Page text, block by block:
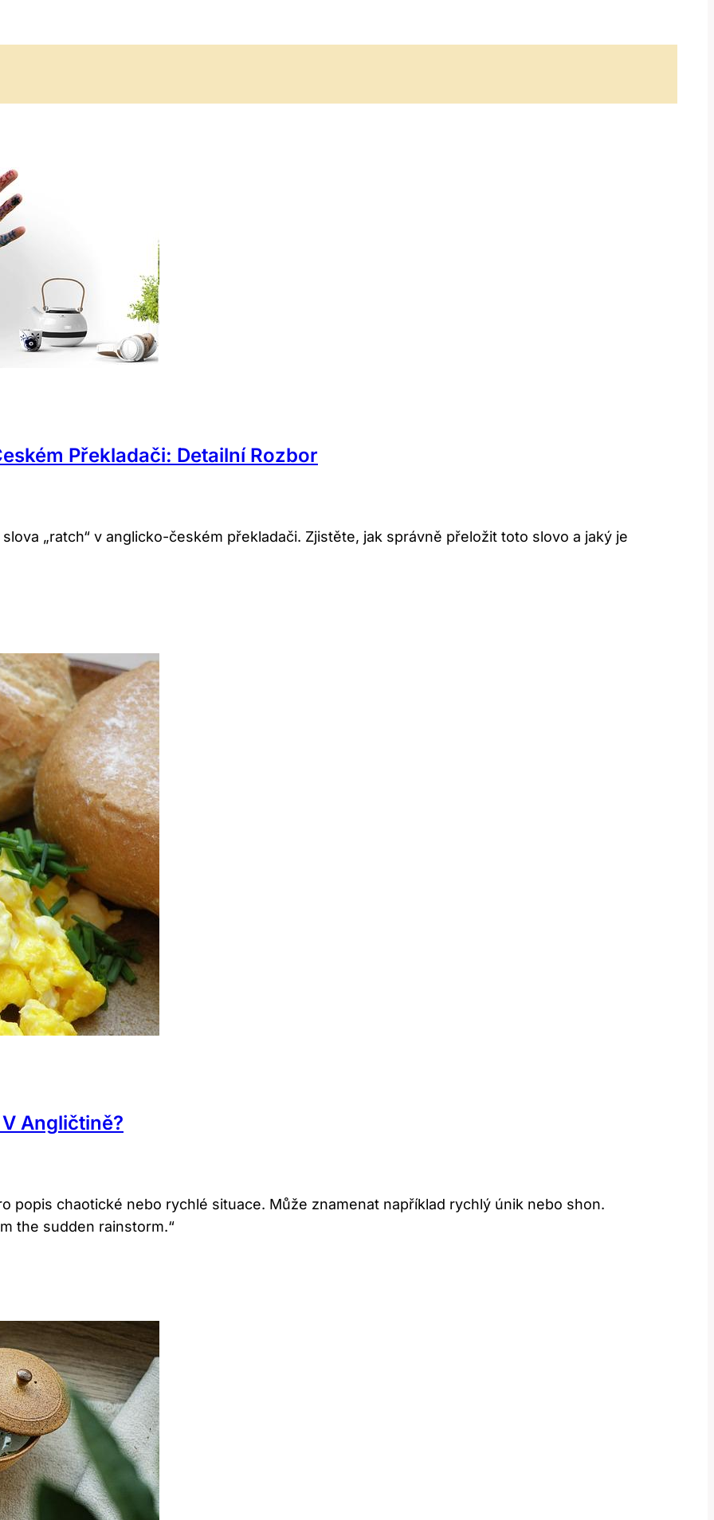
Překladači: Detailní Rozbor
„ratch“ v anglicko-českém překladači. Zjistěte, jak správně přeložit toto slovo a jaký je
Angličtině?
popis chaotické nebo rychlé situace. Může znamenat například rychlý únik nebo shon.
the sudden rainstorm.“